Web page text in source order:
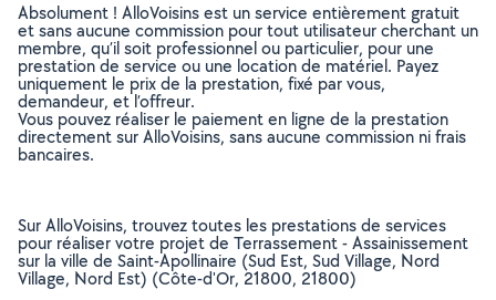
Absolument ! AlloVoisins est un service entièrement gratuit
et sans aucune commission pour tout utilisateur cherchant un
membre, qu’il soit professionnel ou particulier, pour une
prestation de service ou une location de matériel. Payez
uniquement le prix de la prestation, fixé par vous,
demandeur, et l’offreur.
Vous pouvez réaliser le paiement en ligne de la prestation
directement sur AlloVoisins, sans aucune commission ni frais
bancaires.
Sur AlloVoisins, trouvez toutes les prestations de services
pour réaliser votre projet de Terrassement - Assainissement
sur la ville de Saint-Apollinaire (Sud Est, Sud Village, Nord
Village, Nord Est) (Côte-d'Or, 21800, 21800)